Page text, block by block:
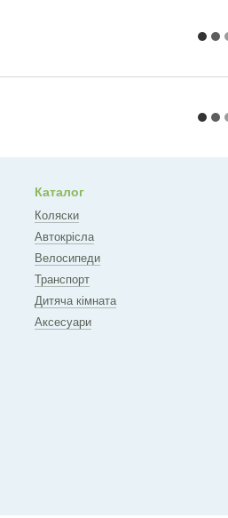
Каталог
Коляски
Автокрісла
Велосипеди
Транспорт
Дитяча кімната
Аксесуари